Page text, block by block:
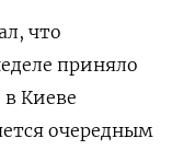
что
приняло
Киеве
очередным